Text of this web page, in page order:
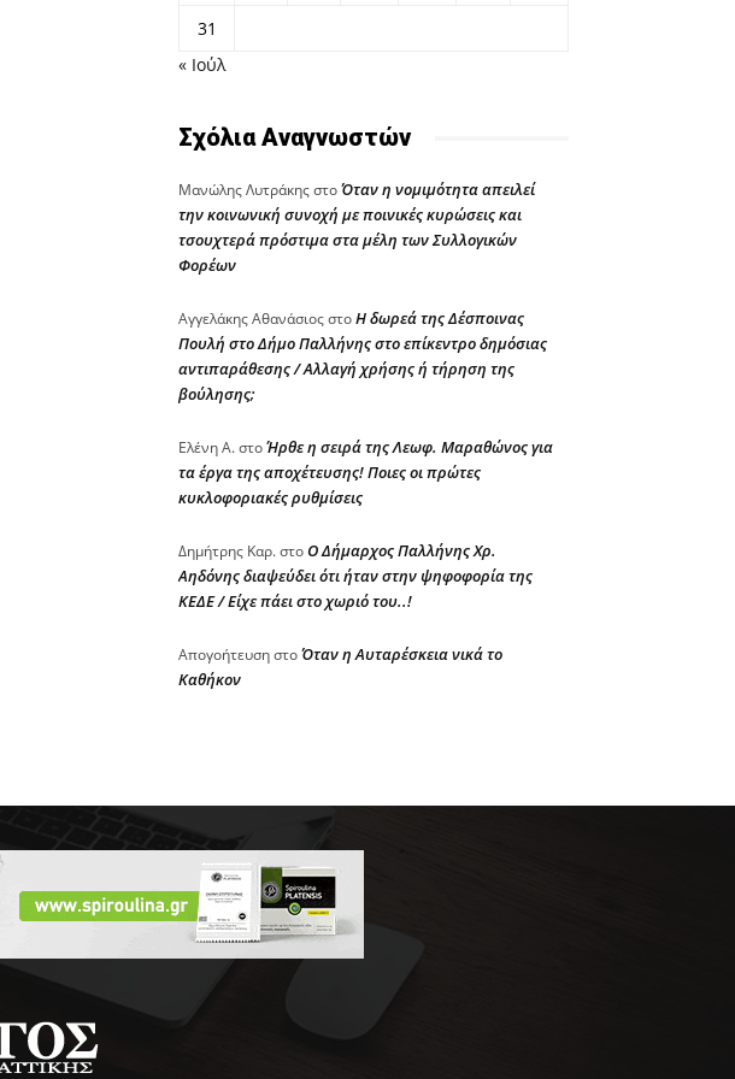
31
« Ιούλ
Σχόλια Αναγνωστών
Μανώλης ΛυτράκηςστοΌταν η νομιμότητα απειλεί
την κοινωνική συνοχή με ποινικές κυρώσεις και
τσουχτερά πρόστιμα στα μέλη των Συλλογικών
Φορέων
Αγγελάκης ΑθανάσιοςστοΗ δωρεά της Δέσποινας
Πουλή στο Δήμο Παλλήνης στο επίκεντρο δημόσιας
αντιπαράθεσης / Αλλαγή χρήσης ή τήρηση της
βούλησης;
Ελένη Α.στοΉρθε η σειρά της Λεωφ. Μαραθώνος για
τα έργα της αποχέτευσης! Ποιες οι πρώτες
κυκλοφοριακές ρυθμίσεις
Δημήτρης Καρ.στοΟ Δήμαρχος Παλλήνης Χρ.
Αηδόνης διαψεύδει ότι ήταν στην ψηφοφορία της
ΚΕΔΕ / Είχε πάει στο χωριό του..!
ΑπογοήτευσηστοΌταν η Αυταρέσκεια νικά το
Καθήκον